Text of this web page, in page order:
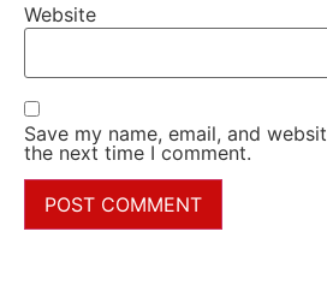
Website
Save my name, email, and
the next time I comment.